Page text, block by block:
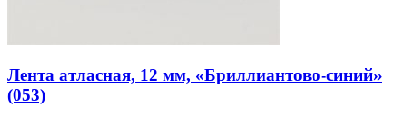
Лента атласная, 12 мм, «Бриллиантово-синий»
(053)